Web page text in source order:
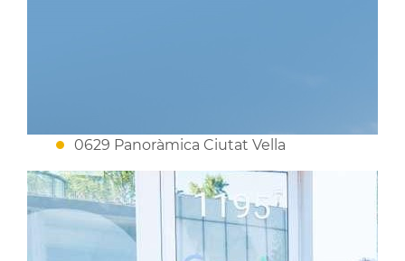
0629 Panoràmica Ciutat Vella